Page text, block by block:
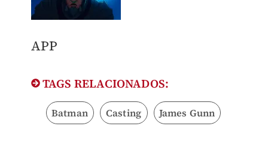
APP
TAGS RELACIONADOS:
Batman Casting James Gunn